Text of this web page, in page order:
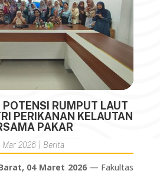
POTENSI RUMPUT LAUT
PERIKANAN KELAUTAN
PAKAR
Mar 2026 | Berita
04 Maret 2026— Fakultas